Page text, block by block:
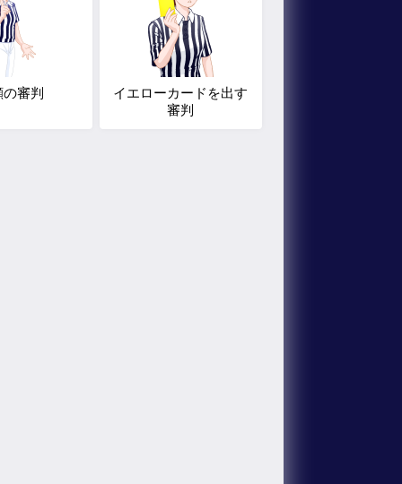
審判
イエローカードを出す
審判